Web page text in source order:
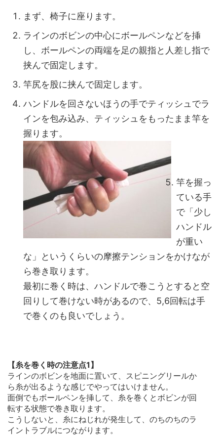
まず、椅子に座ります。
ラインのボビンの中心にボールペンなどを挿
し、ボールペンの両端を足の親指と人差し指で
挟んで固定します。
竿尻を股に挟んで固定します。
ハンドルを回さないほうの手でティッシュでラ
インを包み込み、ティッシュをもったまま竿を
握ります。
竿を握っ
ている手
で「少し
ハンドル
が重い
な」というくらいの摩擦テンションをかけなが
ら巻き取ります。
最初に巻く時は、ハンドルで巻こうとすると空
回りして巻けない時があるので、5,6回転は手
で巻くのも良いでしょう。
【糸を巻く時の注意点1】
ラインのボビンを地面に置いて、スピニングリールか
ら糸が出るような感じでやってはいけません。
面倒でもボールペンを挿して、糸を巻くとボビンが回
転する状態で巻き取ります。
こうしないと、糸にねじれが発生して、のちのちのラ
イントラブルにつながります。